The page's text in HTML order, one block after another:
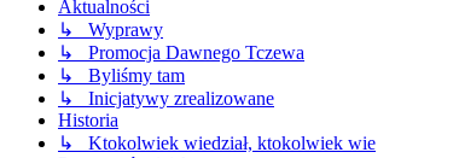
Aktualności
↳ Wyprawy
↳ Promocja Dawnego Tczewa
↳ Byliśmy tam
↳ Inicjatywy zrealizowane
Historia
↳ Ktokolwiek wiedział, ktokolwiek wie